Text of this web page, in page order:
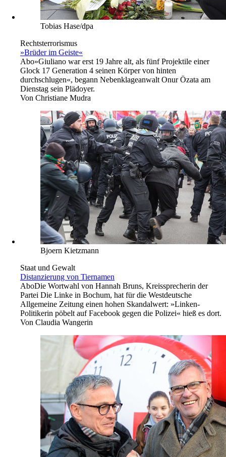
Tobias Hase/dpa
Rechtsterrorismus
»Brüder im Geiste«
Abo»Giuliano war erst 19 Jahre alt, als fünf Projektile einer
Glock 17 Generation 4 seinen Körper von hinten
durchschlugen«, begann Nebenklageanwalt Onur Özata am
Dienstag sein Plädoyer.
Von Christiane Mudra
Bjoern Kietzmann
Staat und Gewalt
Distanzierung von Tiernamen
AboDie Wortwahl von Hannah Bruns, Kreissprecherin der
Partei Die Linke in Bochum, hat für die Westdeutsche
Allgemeine Zeitung einen hohen Skandalwert: »Linken-
Politikerin pöbelt auf Facebook gegen die Polizei« hieß es dort.
Von Claudia Wangerin